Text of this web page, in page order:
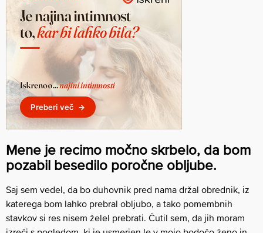
Mene je recimo močno skrbelo, da bom
pozabil besedilo poročne obljube.
Saj sem vedel, da bo duhovnik pred nama držal obrednik, iz
katerega bom lahko prebral obljubo, a tako pomembnih
stavkov si res nisem želel prebrati. Čutil sem, da jih moram